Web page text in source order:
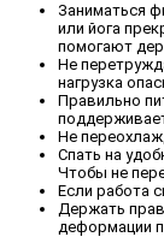
Заниматься
или йога
помогают
Не
нагрузка
Правильно
Не
Спать на
Чтобы не
Если работа
Держать
деформации